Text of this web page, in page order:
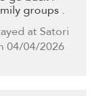
groups .
at Satori
04/04/2026